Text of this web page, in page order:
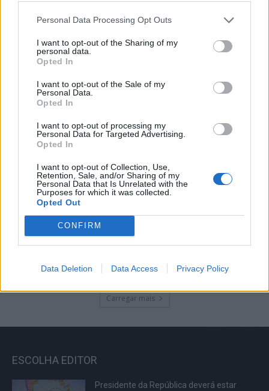
Personal Data Processing Opt Outs
I want to opt-out of the Sharing of my
personal data.
Opted In
I want to opt-out of the Sale of my
Personal Data.
Opted In
I want to opt-out of processing my
Personal Data for Targeted Advertising.
Opted In
I want to opt-out of Collection, Use,
Retention, Sale, and/or Sharing of my
Personal Data that Is Unrelated with the
Purposes for which it was collected.
Opted Out
CONFIRM
Data Deletion Data Access Privacy Policy
Presidente da República deverá estar
Mateus
Primeira etapa da Volta a Portugal em
Crossódromo das Lajes, em Fernão
Joanes, recebe no Sábado etapa do
Campeonato Nacional de Supercross
noite o Festival de Blues da Guarda
Carregar mais
ESCOLHA EDITOR
Presidente da República deverá estar